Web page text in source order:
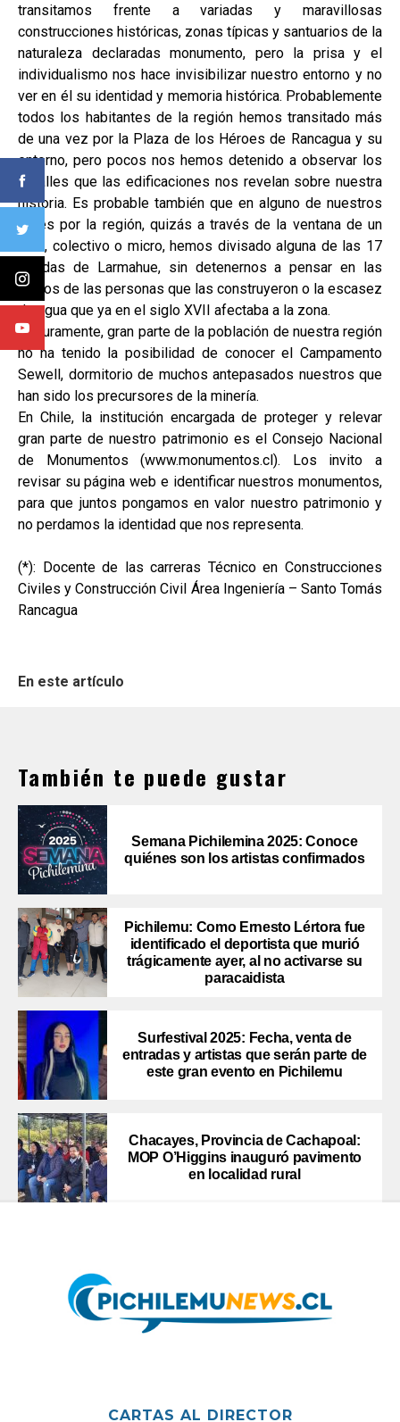
transitamos frente a variadas y maravillosas
construcciones históricas, zonas típicas y santuarios de la
naturaleza declaradas monumento, pero la prisa y el
individualismo nos hace invisibilizar nuestro entorno y no
ver en él su identidad y memoria histórica. Probablemente
todos los habitantes de la región hemos transitado más
de una vez por la Plaza de los Héroes de Rancagua y su
entorno, pero pocos nos hemos detenido a observar los
detalles que las edificaciones nos revelan sobre nuestra
historia. Es probable también que en alguno de nuestros
viajes por la región, quizás a través de la ventana de un
auto, colectivo o micro, hemos divisado alguna de las 17
Azudas de Larmahue, sin detenernos a pensar en las
manos de las personas que las construyeron o la escasez
de agua que ya en el siglo XVII afectaba a la zona.
Seguramente, gran parte de la población de nuestra región
no ha tenido la posibilidad de conocer el Campamento
Sewell, dormitorio de muchos antepasados nuestros que
han sido los precursores de la minería.
En Chile, la institución encargada de proteger y relevar
gran parte de nuestro patrimonio es el Consejo Nacional
de Monumentos (www.monumentos.cl). Los invito a
revisar su página web e identificar nuestros monumentos,
para que juntos pongamos en valor nuestro patrimonio y
no perdamos la identidad que nos representa.
(*): Docente de las carreras Técnico en Construcciones
Civiles y Construcción Civil Área Ingeniería – Santo Tomás
Rancagua
En este artículo
También te puede gustar
Semana Pichilemina 2025: Conoce
quiénes son los artistas confirmados
Pichilemu: Como Ernesto Lértora fue
identificado el deportista que murió
trágicamente ayer, al no activarse su
paracaidista
Surfestival 2025: Fecha, venta de
entradas y artistas que serán parte de
este gran evento en Pichilemu
Chacayes, Provincia de Cachapoal:
MOP O’Higgins inauguró pavimento
en localidad rural
CARTAS AL DIRECTOR